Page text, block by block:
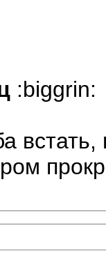
:biggrin:
встать,